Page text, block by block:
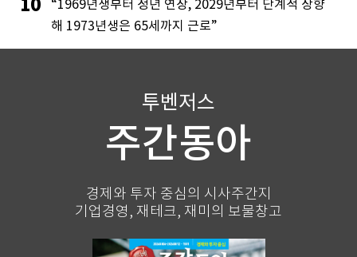
“1969년생부터 정년 연장, 2029년부터 단계적 상향
해 1973년생은 65세까지 근로”
투벤저스
주간동아
경제와 투자 중심의 시사주간지
기업경영, 재테크, 재미의 보물창고